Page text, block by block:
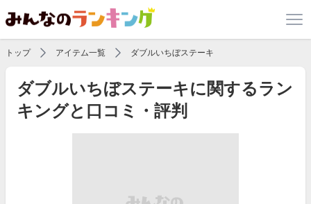
トップ アイテム一覧 ダブルいちぼステーキ
ダブルいちぼステーキに関するラン
キングと口コミ・評判